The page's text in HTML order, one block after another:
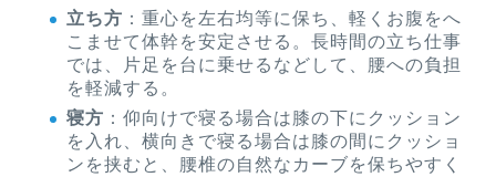
立ち方 ：重心を左右均等に保ち、軽くお腹をへ
こませて体幹を安定させる。長時間の立ち仕事
では、片足を台に乗せるなどして、腰への負担
を軽減する。
寝方 ：仰向けで寝る場合は膝の下にクッション
を入れ、横向きで寝る場合は膝の間にクッショ
ンを挟むと、腰椎の自然なカーブを保ちやすく